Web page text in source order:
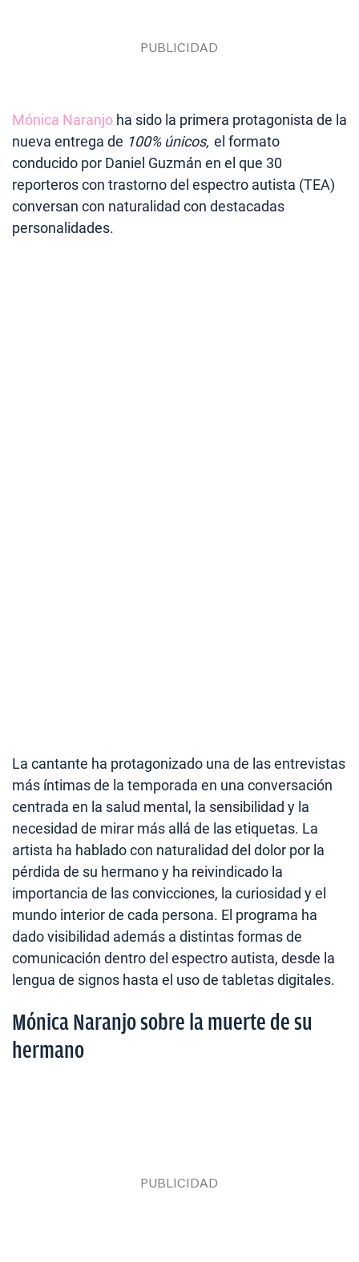
Mónica Naranjo ha sido la primera protagonista de la
nueva entrega de 100% únicos, el formato
conducido por Daniel Guzmán en el que 30
reporteros con trastorno del espectro autista (TEA)
conversan con naturalidad con destacadas
personalidades.
La cantante ha protagonizado una de las entrevistas
más íntimas de la temporada en una conversación
centrada en la salud mental, la sensibilidad y la
necesidad de mirar más allá de las etiquetas. La
artista ha hablado con naturalidad del dolor por la
pérdida de su hermano y ha reivindicado la
importancia de las convicciones, la curiosidad y el
mundo interior de cada persona. El programa ha
dado visibilidad además a distintas formas de
comunicación dentro del espectro autista, desde la
lengua de signos hasta el uso de tabletas digitales.
Mónica Naranjo sobre la muerte de su
hermano